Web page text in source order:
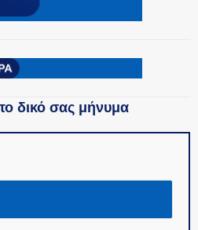
δικό σας μήνυμα